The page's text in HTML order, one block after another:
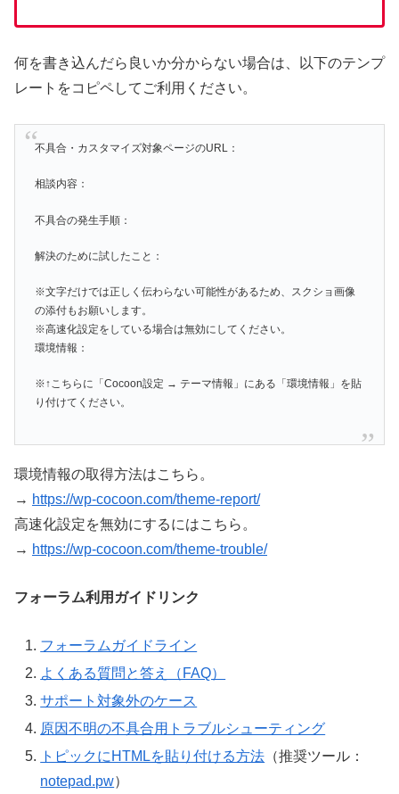
何を書き込んだら良いか分からない場合は、以下のテンプ
レートをコピペしてご利用ください。
不具合・カスタマイズ対象ページのURL：
相談内容：
不具合の発生手順：
解決のために試したこと：
※文字だけでは正しく伝わらない可能性があるため、スクショ画像
の添付もお願いします。
※高速化設定をしている場合は無効にしてください。
環境情報：
※↑こちらに「Cocoon設定 → テーマ情報」にある「環境情報」を貼
り付けてください。
環境情報の取得方法はこちら。
→ https://wp-cocoon.com/theme-report/
高速化設定を無効にするにはこちら。
→ https://wp-cocoon.com/theme-trouble/
フォーラム利用ガイドリンク
フォーラムガイドライン
よくある質問と答え（FAQ）
サポート対象外のケース
原因不明の不具合用トラブルシューティング
トピックにHTMLを貼り付ける方法 （推奨ツール：
notepad.pw）